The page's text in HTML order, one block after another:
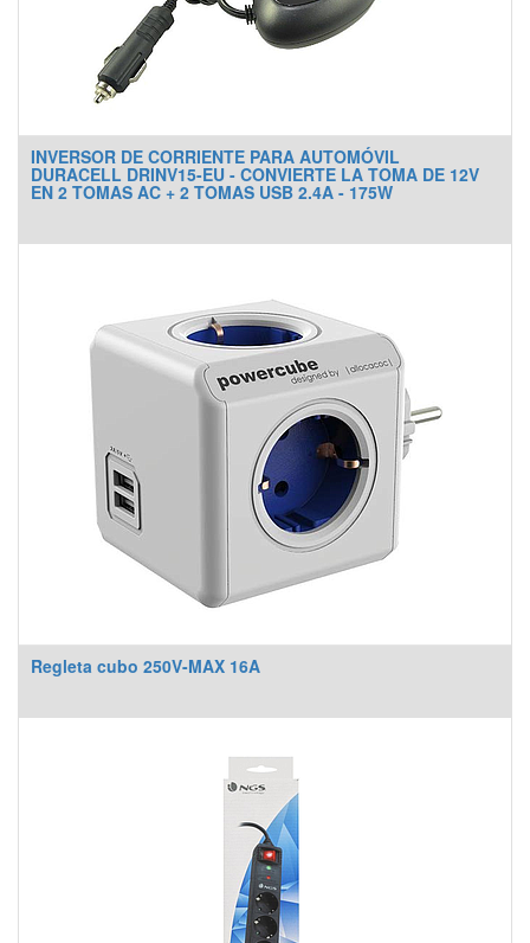
INVERSOR DE CORRIENTE PARA AUTOMÓVIL
DURACELL DRINV15-EU - CONVIERTE LA TOMA DE 12V
EN 2 TOMAS AC + 2 TOMAS USB 2.4A - 175W
Regleta cubo 250V-MAX 16A